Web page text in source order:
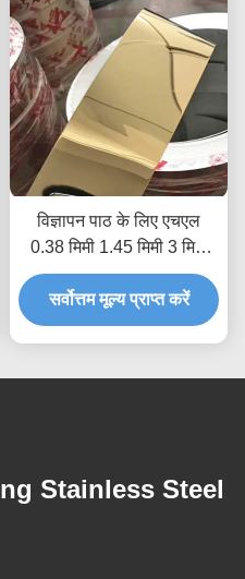
विज्ञापन पाठ के लिए एचएल
0.38 मिमी 1.45 मिमी 3 मिमी
स्टेनलेस स्टील 304 स्ट्रिप्स
कुंडल:
सर्वोत्तम मूल्य प्राप्त करें
Stainless Steel